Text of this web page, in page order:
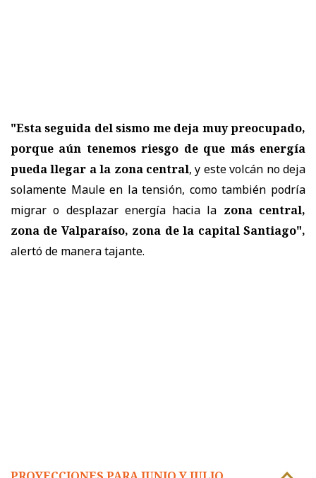
"Esta seguida del sismo me deja muy preocupado,
porque aún tenemos riesgo de que más energía
pueda llegar a la zona central, y este volcán no deja
solamente Maule en la tensión, como también podría
migrar o desplazar energía hacia la zona central,
zona de Valparaíso, zona de la capital Santiago",
alertó de manera tajante.